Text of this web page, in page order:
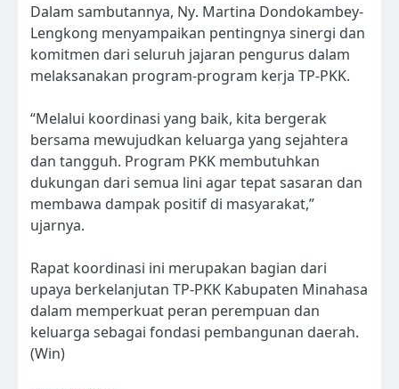
Dalam sambutannya, Ny. Martina Dondokambey-
Lengkong menyampaikan pentingnya sinergi dan
komitmen dari seluruh jajaran pengurus dalam
melaksanakan program-program kerja TP-PKK.
“Melalui koordinasi yang baik, kita bergerak
bersama mewujudkan keluarga yang sejahtera
dan tangguh. Program PKK membutuhkan
dukungan dari semua lini agar tepat sasaran dan
membawa dampak positif di masyarakat,”
ujarnya.
Rapat koordinasi ini merupakan bagian dari
upaya berkelanjutan TP-PKK Kabupaten Minahasa
dalam memperkuat peran perempuan dan
keluarga sebagai fondasi pembangunan daerah.
(Win)